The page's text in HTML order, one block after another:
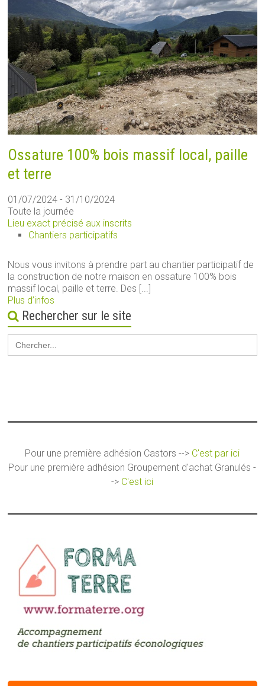
Ossature 100% bois massif local, paille
et terre
01/07/2024 - 31/10/2024
Toute la journée
Lieu exact précisé aux inscrits
Chantiers participatifs
Nous vous invitons à prendre part au chantier participatif de
la construction de notre maison en ossature 100% bois
massif local, paille et terre. Des [...]
Plus d’infos
Rechercher sur le site
Search
for:
Pour une première adhésion Castors --> C'est par ici
Pour une première adhésion Groupement d'achat Granulés -
-> C'est ici